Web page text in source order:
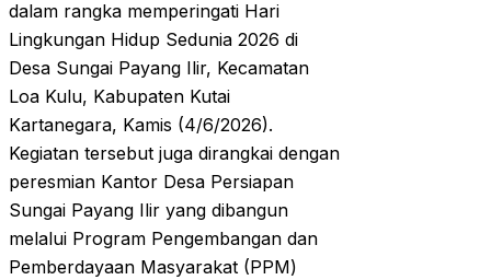
dalam rangka memperingati Hari
Lingkungan Hidup Sedunia 2026 di
Desa Sungai Payang Ilir, Kecamatan
Loa Kulu, Kabupaten Kutai
Kartanegara, Kamis (4/6/2026).
Kegiatan tersebut juga dirangkai dengan
peresmian Kantor Desa Persiapan
Sungai Payang Ilir yang dibangun
melalui Program Pengembangan dan
Pemberdayaan Masyarakat (PPM)